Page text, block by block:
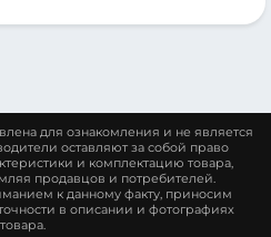
для ознакомления и не является
оставляют за собой право
и комплектацию товара,
продавцов и потребителей.
к данному факту, приносим
в описании и фотографиях
товара.